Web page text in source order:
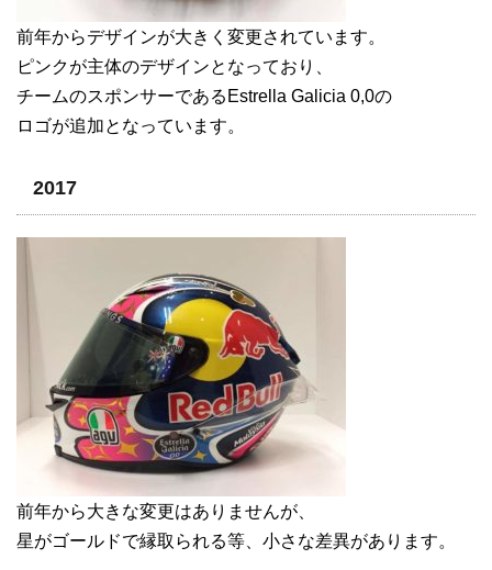
前年からデザインが大きく変更されています。
ピンクが主体のデザインとなっており、
チームのスポンサーであるEstrella Galicia 0,0の
ロゴが追加となっています。
2017
前年から大きな変更はありませんが、
星がゴールドで縁取られる等、小さな差異があります。